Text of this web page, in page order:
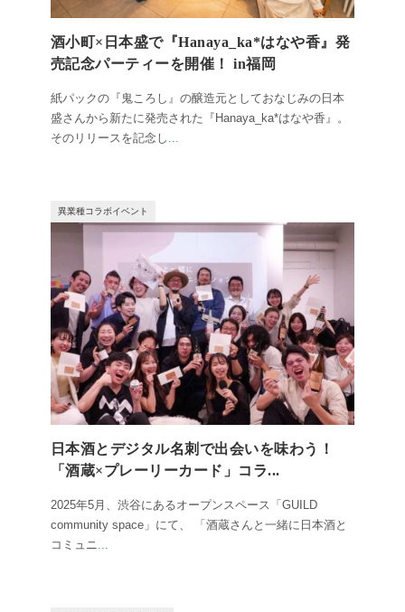
酒小町×日本盛で『Hanaya_ka*はなや香』発
売記念パーティーを開催！ in福岡
紙パックの『鬼ころし』の醸造元としておなじみの日本
盛さんから新たに発売された『Hanaya_ka*はなや香』。
そのリリースを記念し ...
異業種コラボイベント
日本酒とデジタル名刺で出会いを味わう！
「酒蔵×プレーリーカード」コラ...
2025年5月、渋谷にあるオープンスペース「GUILD
community space」にて、 「酒蔵さんと一緒に日本酒と
コミュニ...